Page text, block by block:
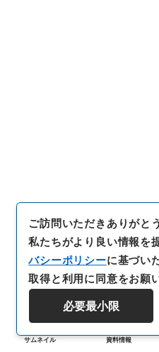
サムネイル 資料情報
ご訪問いただきありがと
私たちがより良い情報を
バシーポリシーに基づい
取得と利用に同意をお願
必要最小限